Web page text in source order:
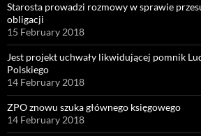
Starosta prowadzi rozmowy w sprawie
obligacji
15 February 2018
Jest projekt uchwały likwidującej pomnik
Polskiego
14 February 2018
ZPO znowu szuka głównego księgowego
14 February 2018